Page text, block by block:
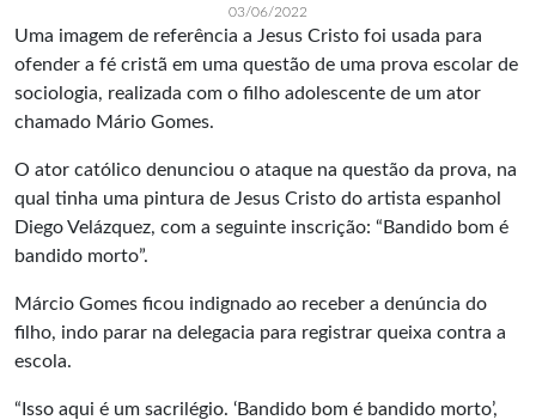
03/06/2022
Uma imagem de referência a Jesus Cristo foi usada para
ofender a fé cristã em uma questão de uma prova escolar de
sociologia, realizada com o filho adolescente de um ator
chamado Mário Gomes.
O ator católico denunciou o ataque na questão da prova, na
qual tinha uma pintura de Jesus Cristo do artista espanhol
Diego Velázquez, com a seguinte inscrição: “Bandido bom é
bandido morto”.
Márcio Gomes ficou indignado ao receber a denúncia do
filho, indo parar na delegacia para registrar queixa contra a
escola.
“Isso aqui é um sacrilégio. ‘Bandido bom é bandido morto’,